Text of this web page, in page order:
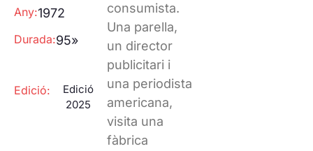
Any:1972
Durada:95»
Edició:
Edició
2025
consumista.
Una parella,
un director
publicitari i
una periodista
americana,
visita una
fàbrica